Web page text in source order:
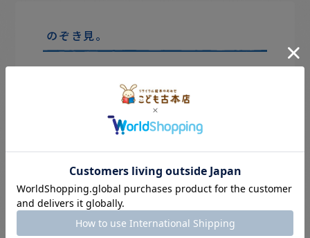
のぞき見。